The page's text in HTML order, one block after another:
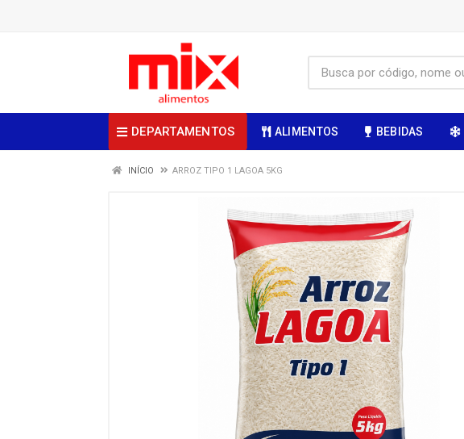
DEPARTAMENTOS ALIMENTOS BEBIDAS
INÍCIO ARROZ TIPO 1 LAGOA 5KG